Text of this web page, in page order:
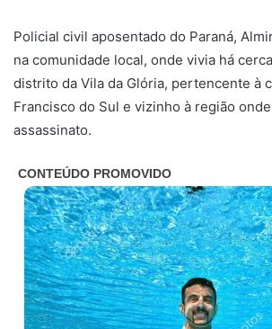
Policial civil aposentado do Paraná,
na comunidade local, onde vivia há
distrito da Vila da Glória, pertencente à
Francisco do Sul e vizinho à região
assassinato.